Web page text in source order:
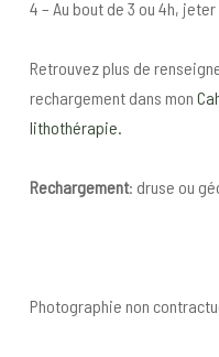
4 – Au bout de 3 ou 4h,
Retrouvez plus de
rechargement dans mon
lithothérapie.
Rechargement: druse ou
Photographie non